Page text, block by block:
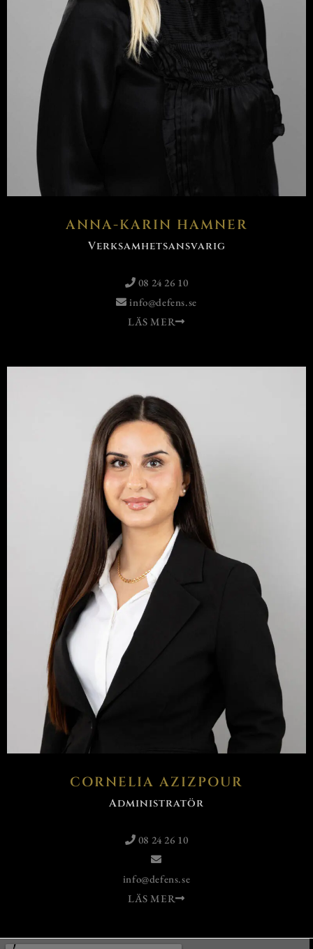
ANNA-KARIN HAMNER
Verksamhetsansvarig
08 24 26 10
info@defens.se
LÄS MER
CORNELIA AZIZPOUR
Administratör
08 24 26 10
info@defens.se
LÄS MER